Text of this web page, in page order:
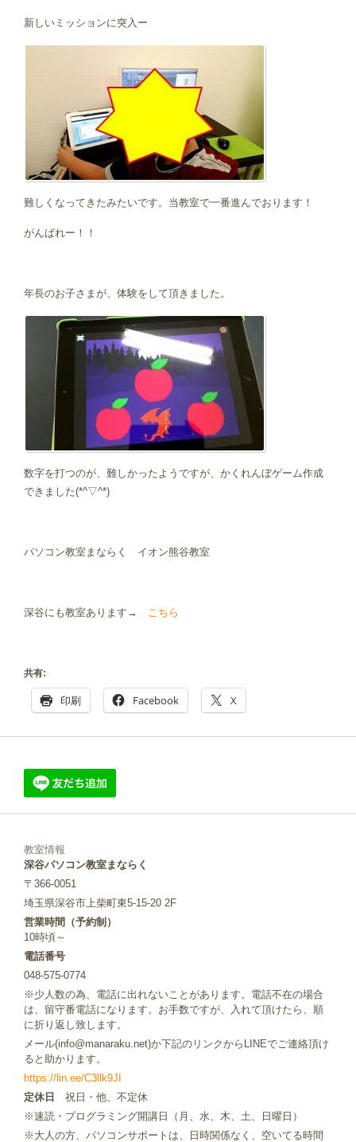
新しいミッションに突入ー
難しくなってきたみたいです。当教室で一番進んでおります！
がんばれー！！
年長のお子さまが、体験をして頂きました。
数字を打つのが、難しかったようですが、かくれんぼゲーム作成
できました(*^▽^*)
パソコン教室まならく イオン熊谷教室
深谷にも教室あります→ こちら
共有:
印刷 Facebook X
教室情報
深谷パソコン教室まならく
〒366-0051
埼玉県深谷市上柴町東5-15-20 2F
営業時間（予約制）
10時頃～
電話番号
048-575-0774
※少人数の為、電話に出れないことがあります。電話不在の場合
は、留守番電話になります。お手数ですが、入れて頂けたら、順
に折り返し致します。
メール(info@manaraku.net)か下記のリンクからLINEでご連絡頂け
ると助かります。
https://lin.ee/C3llk9JI
定休日
祝日・他、不定休
※速読・プログラミング開講日（月、水、木、土、日曜日）
※大人の方、パソコンサポートは、日時関係なく、空いてる時間